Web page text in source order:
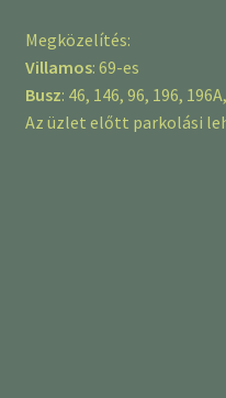
Megközelítés:
Villamos: 69-es
Busz: 46, 146, 96, 196,
Az üzlet előtt parkolási